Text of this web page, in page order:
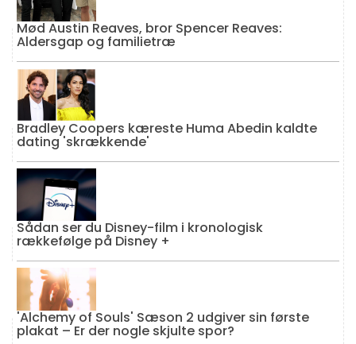
Mød Austin Reaves, bror Spencer Reaves:
Aldersgap og familietræ
Bradley Coopers kæreste Huma Abedin kaldte
dating 'skrækkende'
Sådan ser du Disney-film i kronologisk
rækkefølge på Disney +
'Alchemy of Souls' Sæson 2 udgiver sin første
plakat – Er der nogle skjulte spor?